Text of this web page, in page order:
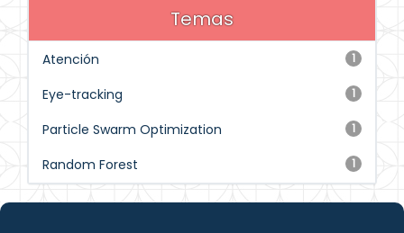
Temas
1
Atención
1
Eye-tracking
1
Particle Swarm Optimization
1
Random Forest